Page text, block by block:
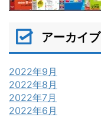
アーカイブ
2022年9月
2022年8月
2022年7月
2022年6月